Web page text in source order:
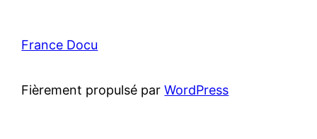
France Docu
Fièrement propulsé parWordPress